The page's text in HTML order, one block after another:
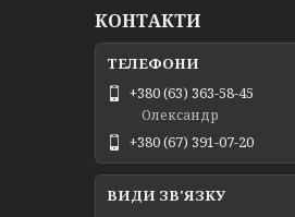
КОНТАКТИ
+380 (63) 363-58-45
Олександр
+380 (67) 391-07-20